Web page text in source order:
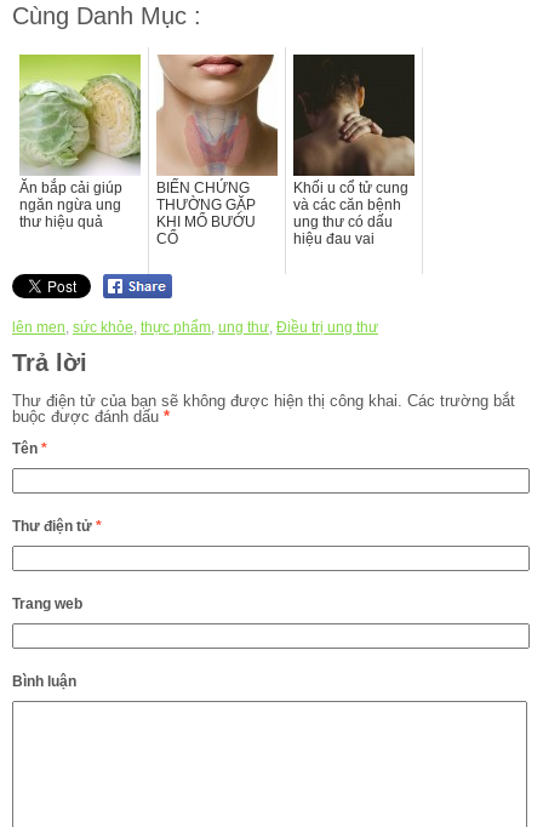
Cùng Danh Mục :
Ăn bắp cải giúp
ngăn ngừa ung
thư hiệu quả
BIẾN CHỨNG
THƯỜNG GẶP
KHI MỔ BƯỚU
CỔ
Khối u cổ tử cung
và các căn bệnh
ung thư có dấu
hiệu đau vai
lên men, sức khỏe, thực phẩm, ung thư, Điều trị ung thư
Trả lời
Thư điện tử của bạn sẽ không được hiện thị công khai. Các trường bắt
buộc được đánh dấu *
Tên *
Thư điện tử *
Trang web
Bình luận